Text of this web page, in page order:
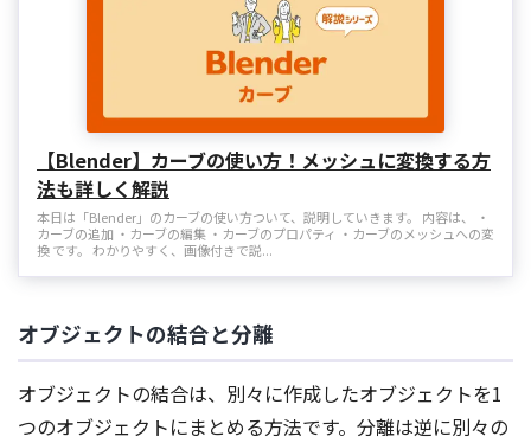
【Blender】カーブの使い方！メッシュに変換する方
法も詳しく解説
本日は「Blender」のカーブの使い方ついて、説明していきます。 内容は、 ・
カーブの追加 ・カーブの編集 ・カーブのプロパティ ・カーブのメッシュへの変
換 です。 わかりやすく、画像付きで説...
オブジェクトの結合と分離
オブジェクトの結合は、別々に作成したオブジェクトを1
つのオブジェクトにまとめる方法です。分離は逆に別々の